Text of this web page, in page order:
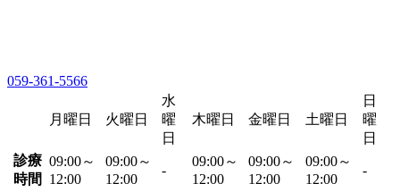
059-361-5566
月曜日 火曜日
水
曜
日
木曜日 金曜日 土曜日
日
曜
日
診療
時間
09:00～
12:00
09:00～
12:00
-
09:00～
12:00
09:00～
12:00
09:00～
12:00
-